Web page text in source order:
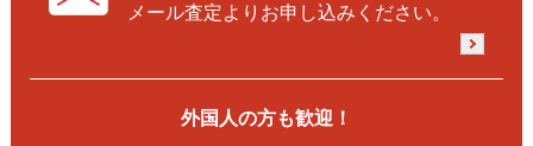
メール査定よりお申し込みください。
外国人の方も歓迎！